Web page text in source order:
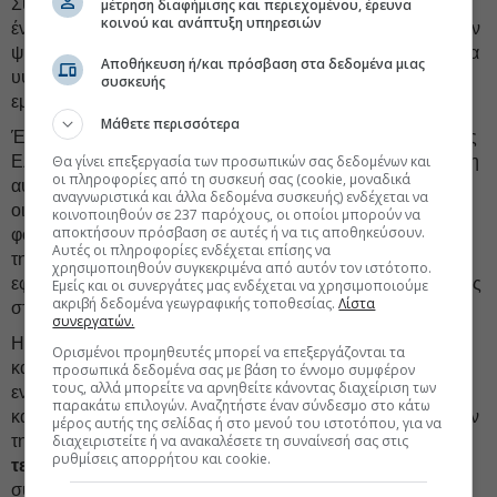
Συνολικά, οι μεταρρυθμίσεις της Ελλάδας δημιούργησαν
έναν ενάρετο κύκλο: η καλύτερη διακυβέρνηση επέτρεψε την
ψηφιοποίηση· η ψηφιοποίηση βελτίωσε τη συμμόρφωση· τα
υψηλότερα και πιο αξιόπιστα έσοδα ενίσχυσαν την
εμπιστοσύνη του κοινού και τη δημοσιονομική αξιοπιστία.
Έως το 2025, ο λόγος φορολογικών εσόδων προς ΑΕΠ της
Ελλάδας είχε ανέλθει στο28%,από 20,5% το 2009. Αν και η
αύξηση των εσόδων αντανακλά επίσης ευρύτερες
οικονομικές και πολιτικές μεταβολές, οι βελτιώσεις στη
φορολογική διοίκηση διαδραμάτισαν κεντρικό ρόλο μέσω
της διεύρυνσης της φορολογικής βάσης, της ενίσχυσης της
εφαρμογής των κανόνων και της αύξησης της εμπιστοσύνης
στο σύστημα.
Η πορεία συνεχίζεται. Η επόμενη πρόκληση είναι να
καταστούνδιατηρήσιματα πρόσφατα κέρδη,
ενσωματώνοντας τους νέους τρόπους εργασίας βαθιά στις
καθημερινές διαδικασίες. Οι προτεραιότητες περιλαμβάνουν
τη συστηματικότερη χρήση αναλυτικών εργαλείων και
τεχνητής νοημοσύνης για τη διαχείριση κινδύνων
συμμόρφωσης, την περαιτέρω βελτίωση των υπηρεσιών
μέτρηση διαφήμισης και περιεχομένου, έρευνα
κοινού και ανάπτυξη υπηρεσιών
Αποθήκευση ή/και πρόσβαση στα δεδομένα μιας
συσκευής
Μάθετε περισσότερα
Θα γίνει επεξεργασία των προσωπικών σας δεδομένων και
οι πληροφορίες από τη συσκευή σας (cookie, μοναδικά
αναγνωριστικά και άλλα δεδομένα συσκευής) ενδέχεται να
κοινοποιηθούν σε 237 παρόχους, οι οποίοι μπορούν να
αποκτήσουν πρόσβαση σε αυτές ή να τις αποθηκεύσουν.
Αυτές οι πληροφορίες ενδέχεται επίσης να
χρησιμοποιηθούν συγκεκριμένα από αυτόν τον ιστότοπο.
Εμείς και οι συνεργάτες μας ενδέχεται να χρησιμοποιούμε
ακριβή δεδομένα γεωγραφικής τοποθεσίας.Λίστα
συνεργατών.
Ορισμένοι προμηθευτές μπορεί να επεξεργάζονται τα
προσωπικά δεδομένα σας με βάση το έννομο συμφέρον
τους, αλλά μπορείτε να αρνηθείτε κάνοντας διαχείριση των
παρακάτω επιλογών. Αναζητήστε έναν σύνδεσμο στο κάτω
μέρος αυτής της σελίδας ή στο μενού του ιστοτόπου, για να
διαχειριστείτε ή να ανακαλέσετε τη συναίνεσή σας στις
ρυθμίσεις απορρήτου και cookie.